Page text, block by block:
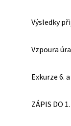
Výsledky
Vzpoura
Exkurze 6.
ZÁPIS DO